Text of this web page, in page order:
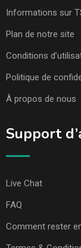
Informations sur
Plan de notre site
Conditions
Politique de
À propos de nous
Support
Live Chat
FAQ
Comment rester